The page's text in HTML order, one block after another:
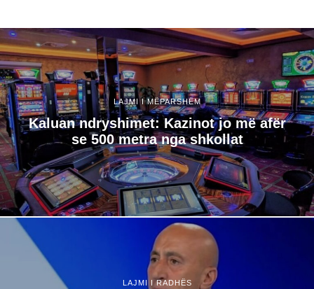
LAJMI I MËPARSHËM
Kaluan ndryshimet: Kazinot jo më afër
se 500 metra nga shkollat
LAJMI I RADHËS